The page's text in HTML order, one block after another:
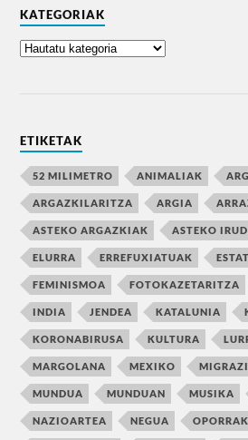
KATEGORIAK
ETIKETAK
52 MILIMETRO ANIMALIAK
ARGAZKILARITZA ARGIA
ASTEKO ARGAZKIAK ASTEKO
ELURRA ERREFUXIATUAK
FEMINISMOA FOTOKAZETARITZA
INDIA JENDEA KATALUNIA
KORONABIRUSA KULTURA
MARGOLANA MEXIKO
MUNDUA MUNDUAN MUSIKA
NAZIOARTEA NEGUA OPORRAK